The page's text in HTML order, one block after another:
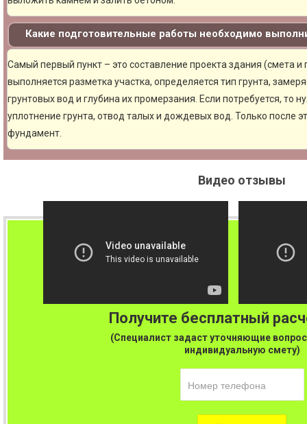
Какие подготовительные работы необходимо
Самый первый пункт – это составление проекта здания (смета
выполняется разметка участка, определяется тип грунта,
грунтовых вод и глубина их промерзания. Если потребуется, то
уплотнение грунта, отвод талых и дождевых вод. Только после
фундамент.
Видео отзывы
Получите бесплатный
(Специалист задаст уточняющие
индивидуальную смету)